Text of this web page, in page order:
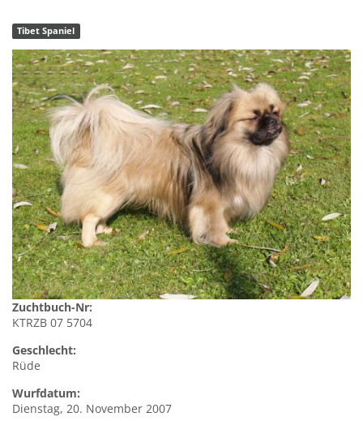
Tibet Spaniel
Zuchtbuch-Nr:
KTRZB 07 5704
Geschlecht:
Rüde
Wurfdatum:
Dienstag, 20. November 2007